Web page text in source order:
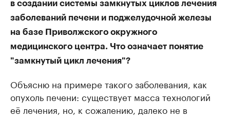
в создании системы замкнутых циклов лечения
заболеваний печени и поджелудочной железы
на базе Приволжского окружного
медицинского центра. Что означает понятие
"замкнутый цикл лечения"?
Объясню на примере такого заболевания, как
опухоль печени: существует масса технологий
её лечения, но, к сожалению, далеко не в